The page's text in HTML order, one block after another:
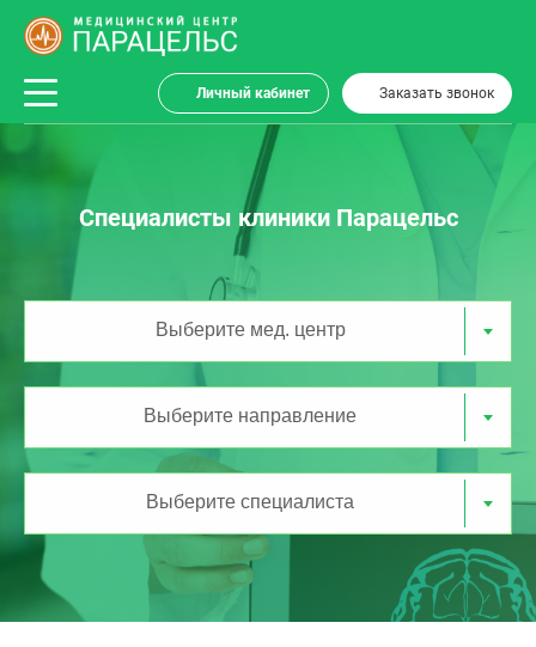
Личный кабинет Заказать звонок
Специалисты клиники Парацельс
Выберите мед. центр
Выберите направление
Выберите специалиста